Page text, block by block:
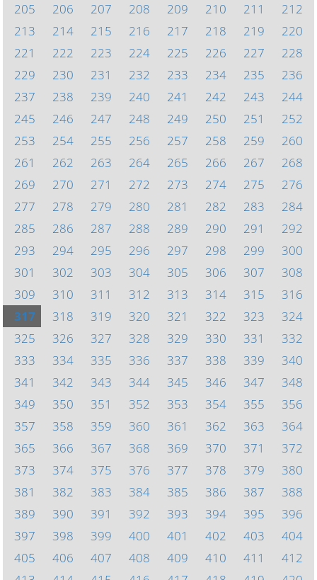
205
206 207 208 209 210 211
212
213
214 215 216 217 218 219
220
221
222 223 224 225 226 227
228
229
230 231 232 233 234 235
236
237
238 239 240 241 242 243
244
245
246 247 248 249 250 251
252
253
254 255 256 257 258 259
260
261
262 263 264 265 266 267
268
269
270 271 272 273 274 275
276
277
278 279 280 281 282 283
284
285
286 287 288 289 290 291
292
293
294 295 296 297 298 299
300
301
302 303 304 305 306 307
308
309
310 311 312 313 314 315
316
317
318 319 320 321 322 323
324
325
326 327 328 329 330 331
332
333
334 335 336 337 338 339
340
341
342 343 344 345 346 347
348
349
350 351 352 353 354 355
356
357
358 359 360 361 362 363
364
365
366 367 368 369 370 371
372
373
374 375 376 377 378 379
380
381
382 383 384 385 386 387
388
389
390 391 392 393 394 395
396
397
398 399 400 401 402 403
404
405
406 407 408 409 410 411
412